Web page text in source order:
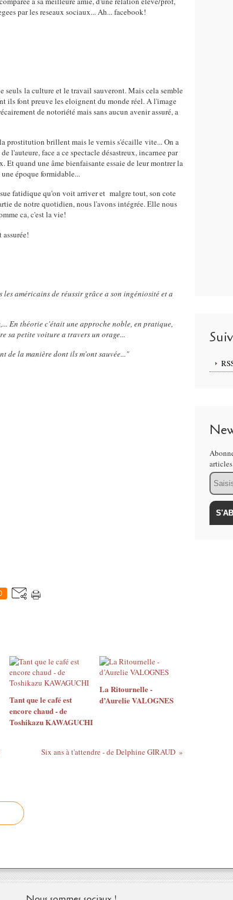
par les reseaux sociaux... Ah... facebook!
seuls la culture et le travail sauveront. Mais cela semble
ils font preuve les eloignent du monde réel. A l'image
de notoriété mais sans aucun avenir assuré, a
prostitution brillent mais le vernis s'écaille vite... On a
l'auteure, face a ce spectacle désastreux, incarnee par
quand une âme bienfaisante essaie de leur montrer la
époque formidable...
fatidique qu'on voit arriver et malgre tout, son cote
de notre quotidien, nous l'avons intégrée. Elle nous
ca, c'est la vie!
américains de réussir grâce a son ingéniosité et a
En théorie c'était une approche noble, en pratique,
sa petite voiture a travers un orage...
de la manière dont ils m'ont sauvée..."
Tant que le café est
encore chaud - de
Toshikazu KAWAGUCHI
La Ritournelle -
d’Aurelie VALOGNES
Six ans à t'attendre - de Delphine GIRAUD
Email